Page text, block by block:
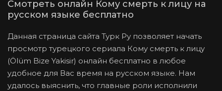
Данная страница сайта Турк Ру позволяет начать
просмотр турецкого сериала Кому смерть к лицу
(Ölüm Bize Yakisir) онлайн бесплатно в любое
удобное для Вас время на русском языке. Нам
удалось выяснить, что главные роли исполнили
Смотреть онлайн Кому смерть к лицу на
русском языке бесплатно